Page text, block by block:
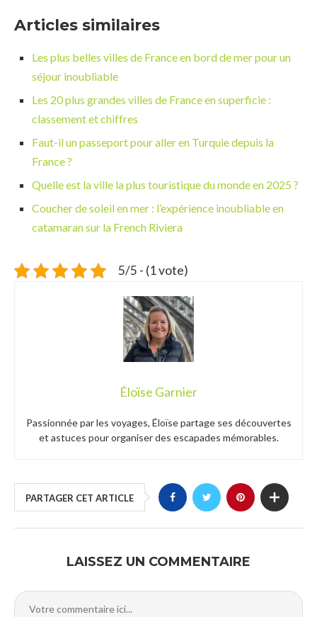
Articles similaires
Les plus belles villes de France en bord de mer pour un
séjour inoubliable
Les 20 plus grandes villes de France en superficie :
classement et chiffres
Faut-il un passeport pour aller en Turquie depuis la
France ?
Quelle est la ville la plus touristique du monde en 2025 ?
Coucher de soleil en mer : l’expérience inoubliable en
catamaran sur la French Riviera
5/5 - (1 vote)
Éloïse Garnier
Passionnée par les voyages, Éloïse partage ses découvertes
et astuces pour organiser des escapades mémorables.
PARTAGER CET ARTICLE
LAISSEZ UN COMMENTAIRE